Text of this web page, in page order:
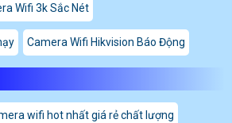
Wifi 3k Sắc Nét
Camera Wifi Hikvision Báo Động
wifi hot nhất giá rẻ chất lượng